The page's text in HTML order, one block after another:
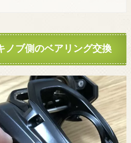
ノブ側のベアリング交換